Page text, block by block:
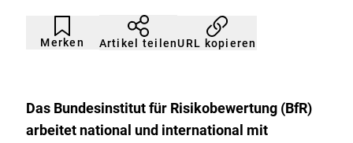
Merken
Artikel
nicht
gemerkt
Durch
Klicken
der
Artikel teilenURL kopieren
Das Bundesinstitut für Risikobewertung (BfR)
arbeitet national und international mit